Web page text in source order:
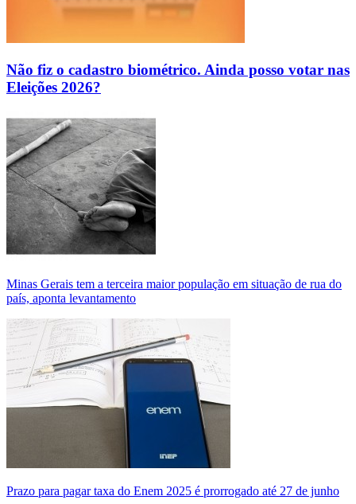
Não fiz o cadastro biométrico. Ainda posso votar nas
Eleições 2026?
Minas Gerais tem a terceira maior população em situação de rua do
país, aponta levantamento
Prazo para pagar taxa do Enem 2025 é prorrogado até 27 de junho